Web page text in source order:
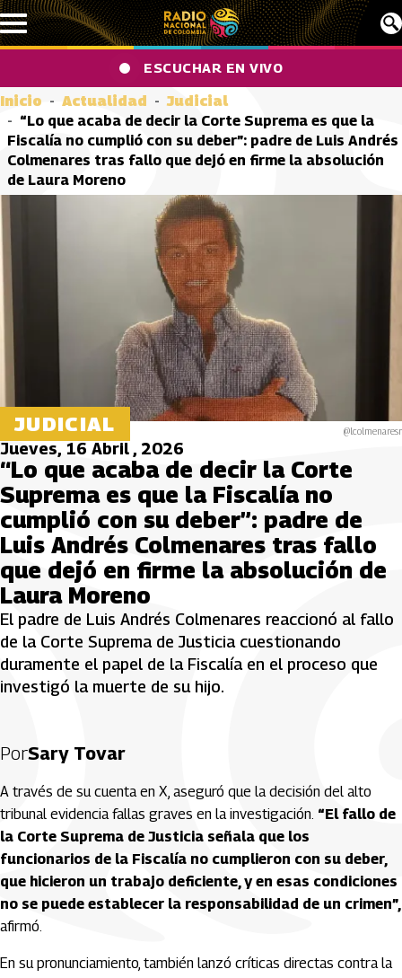
Pasar al contenido principal
ESCUCHAR EN VIVO
Inicio Actualidad
Judicial
“Lo que acaba de decir la Corte Suprema es que la
Fiscalía no cumplió con su deber”: padre de Luis Andrés
Colmenares tras fallo que dejó en firme la absolución
de Laura Moreno
JUDICIAL @lcolmenaresr
Jueves, 16 Abril , 2026
“Lo que acaba de decir la Corte
Suprema es que la Fiscalía no
cumplió con su deber”: padre de
Luis Andrés Colmenares tras fallo
que dejó en firme la absolución de
Laura Moreno
El padre de Luis Andrés Colmenares reaccionó al fallo
de la Corte Suprema de Justicia cuestionando
duramente el papel de la Fiscalía en el proceso que
investigó la muerte de su hijo.
PorSary Tovar
A través de su cuenta en X, aseguró que la decisión del alto
tribunal evidencia fallas graves en la investigación. “El fallo de
la Corte Suprema de Justicia señala que los
funcionarios de la Fiscalía no cumplieron con su deber,
que hicieron un trabajo deficiente, y en esas condiciones
no se puede establecer la responsabilidad de un crimen”,
afirmó.
En su pronunciamiento, también lanzó críticas directas contra la